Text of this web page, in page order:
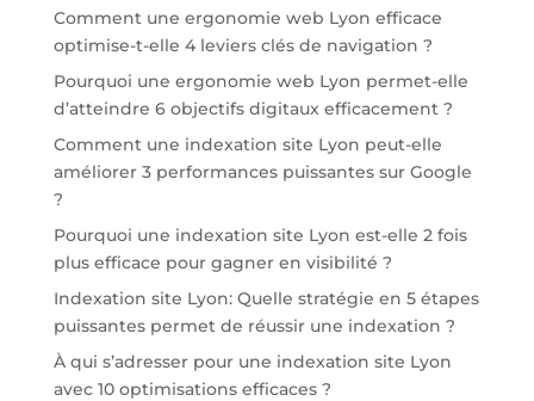
Comment une ergonomie web Lyon efficace
optimise-t-elle 4 leviers clés de navigation ?
Pourquoi une ergonomie web Lyon permet-elle
d’atteindre 6 objectifs digitaux efficacement ?
Comment une indexation site Lyon peut-elle
améliorer 3 performances puissantes sur Google
?
Pourquoi une indexation site Lyon est-elle 2 fois
plus efficace pour gagner en visibilité ?
Indexation site Lyon: Quelle stratégie en 5 étapes
puissantes permet de réussir une indexation ?
À qui s’adresser pour une indexation site Lyon
avec 10 optimisations efficaces ?